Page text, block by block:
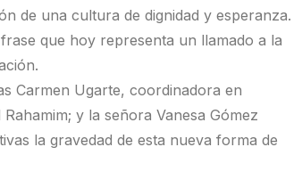
de una cultura de dignidad y esperanza.
que hoy representa un llamado a la
Carmen Ugarte, coordinadora en
y la señora Vanesa Gómez
la gravedad de esta nueva forma de